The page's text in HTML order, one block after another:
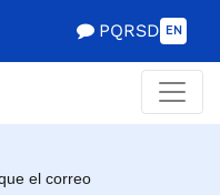
PQRSD EN
el correo